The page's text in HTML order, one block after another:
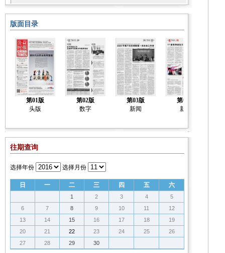
版面目录
第01版
头版
第02版
数字
第03版
新闻
第04版
新闻
往期查询
选择年份 选择月份
日 一 二 三 四 五 六
1 2 3 4
5
6
7 8 9 10 11
12
13
14 15 16 17 18
19
20
21 22 23 24 25
26
27
28 29 30